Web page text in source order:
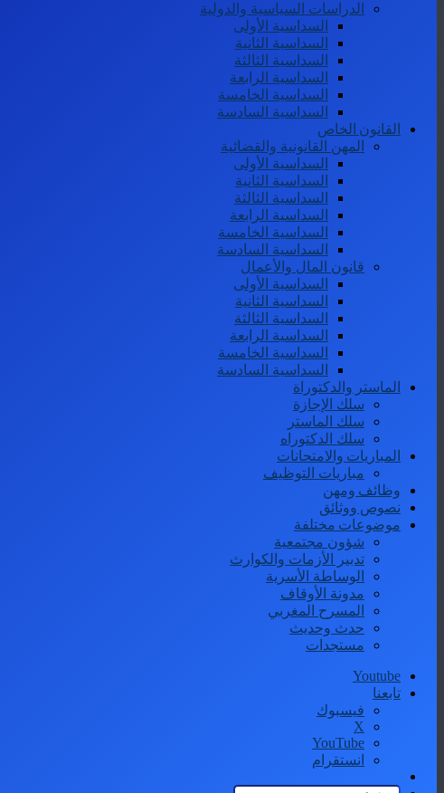
الدراسات السياسية والدولية
السداسية الأولى
السداسية الثانية
السداسية الثالثة
السداسية الرابعة
السداسية الخامسة
السداسية السادسة
القانون الخاص
المهن القانونية والقضائية
السداسية الأولى
السداسية الثانية
السداسية الثالثة
السداسية الرابعة
السداسية الخامسة
السداسية السادسة
قانون المال والأعمال
السداسية الأولى
السداسية الثانية
السداسية الثالثة
السداسية الرابعة
السداسية الخامسة
السداسية السادسة
الماستر والدكتوراة
سلك الإجازة
سلك الماستر
سلك الدكتوراه
المباريات والامتحانات
مباريات التوظيف
وظائف ومهن
نصوص ووثائق
موضوعات مختلفة
شؤون مجتمعية
تدبير الأزمات والكوارث
الوساطة الأسرية
مدونة الأوقاف
المسرح المغربي
حدث وحديث
مستجدات
Youtube
تابعنا
فيسبوك
‫X
‫YouTube
انستقرام